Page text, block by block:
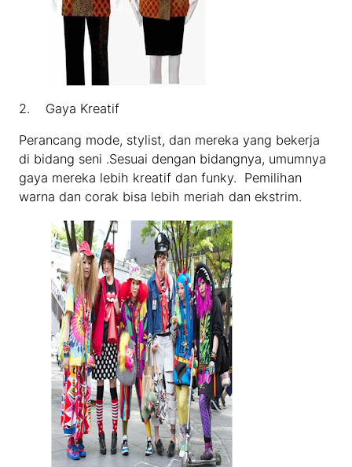
2. Gaya Kreatif
Perancang mode, stylist, dan mereka yang bekerja
di bidang seni .Sesuai dengan bidangnya, umumnya
gaya mereka lebih kreatif dan funky. Pemilihan
warna dan corak bisa lebih meriah dan ekstrim.